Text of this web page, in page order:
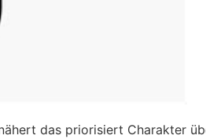
das priorisiert Charakter